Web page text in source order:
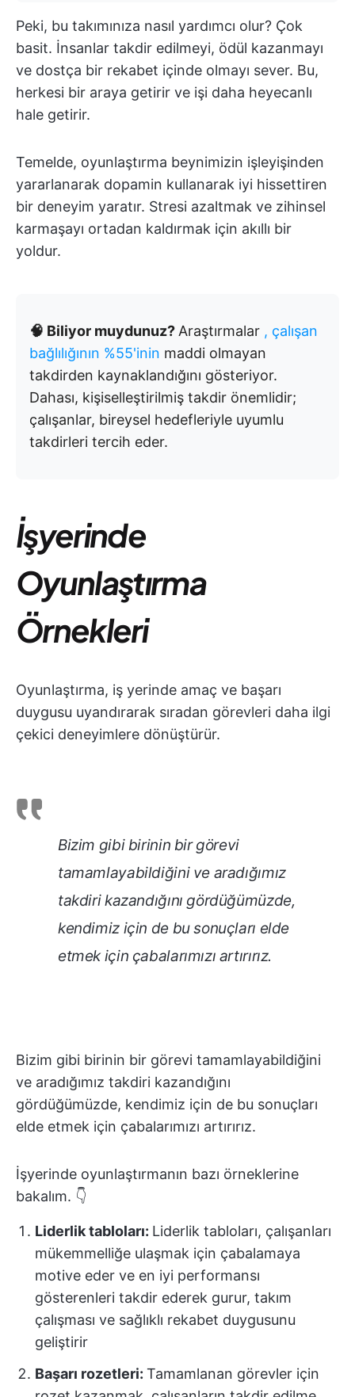
Peki, bu takımınıza nasıl yardımcı olur? Çok
basit. İnsanlar takdir edilmeyi, ödül kazanmayı
ve dostça bir rekabet içinde olmayı sever. Bu,
herkesi bir araya getirir ve işi daha heyecanlı
hale getirir.
Temelde, oyunlaştırma beynimizin işleyişinden
yararlanarak dopamin kullanarak iyi hissettiren
bir deneyim yaratır. Stresi azaltmak ve zihinsel
karmaşayı ortadan kaldırmak için akıllı bir
yoldur.
🧠 Biliyor muydunuz? Araştırmalar , çalışan
bağlılığının %55'inin maddi olmayan
takdirden kaynaklandığını gösteriyor.
Dahası, kişiselleştirilmiş takdir önemlidir;
çalışanlar, bireysel hedefleriyle uyumlu
takdirleri tercih eder.
İşyerinde
Oyunlaştırma
Örnekleri
Oyunlaştırma, iş yerinde amaç ve başarı
duygusu uyandırarak sıradan görevleri daha ilgi
çekici deneyimlere dönüştürür.
Bizim gibi birinin bir görevi
tamamlayabildiğini ve aradığımız
takdiri kazandığını gördüğümüzde,
kendimiz için de bu sonuçları elde
etmek için çabalarımızı artırırız.
Bizim gibi birinin bir görevi tamamlayabildiğini
ve aradığımız takdiri kazandığını
gördüğümüzde, kendimiz için de bu sonuçları
elde etmek için çabalarımızı artırırız.
İşyerinde oyunlaştırmanın bazı örneklerine
bakalım. 👇
Liderlik tabloları: Liderlik tabloları, çalışanları
mükemmelliğe ulaşmak için çabalamaya
motive eder ve en iyi performansı
gösterenleri takdir ederek gurur, takım
çalışması ve sağlıklı rekabet duygusunu
geliştirir
Başarı rozetleri: Tamamlanan görevler için